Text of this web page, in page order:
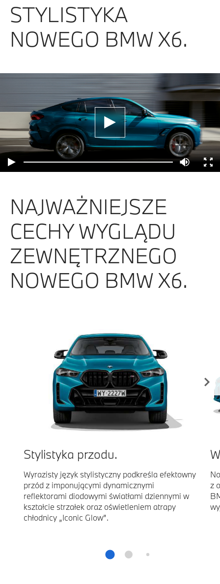
STYLISTYKA
NOWEGO BMW X6.
NAJWAŻNIEJSZE
CECHY WYGLĄDU
ZEWNĘTRZNEGO
NOWEGO BMW X6.
Stylistyka przodu.
Wyrazisty język stylistyczny podkreśla efektowny
przód z imponującymi dynamicznymi
reflektorami diodowymi światłami dziennymi w
kształcie strzałek oraz oświetleniem atrapy
chłodnicy „Iconic Glow”.
z